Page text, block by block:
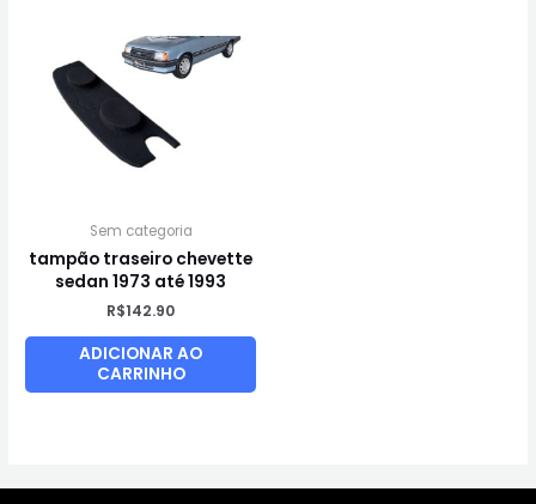
Sem categoria
tampão traseiro chevette
sedan 1973 até 1993
R$142.90
ADICIONAR AO
CARRINHO